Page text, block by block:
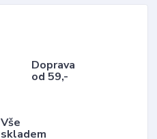
Doprava
od 59,-
Vše
skladem